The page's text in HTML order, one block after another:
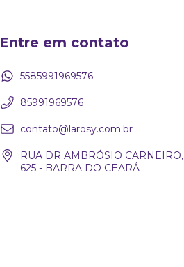
Entre em contato
5585991969576
85991969576
contato@larosy.com.br
RUA DR AMBRÓSIO CARNEIRO,
625 - BARRA DO CEARÁ